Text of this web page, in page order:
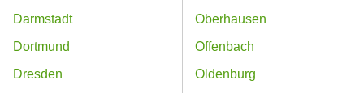
Darmstadt
Dortmund
Dresden
Oberhausen
Offenbach
Oldenburg